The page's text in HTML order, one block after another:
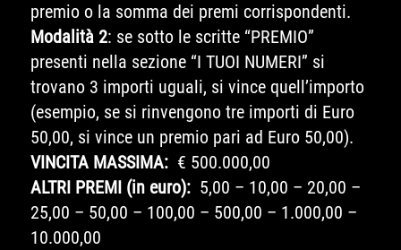
premio o la somma dei premi corrispondenti.
Modalità 2: se sotto le scritte “PREMIO”
presenti nella sezione “I TUOI NUMERI” si
trovano 3 importi uguali, si vince quell’importo
(esempio, se si rinvengono tre importi di Euro
50,00, si vince un premio pari ad Euro 50,00).
VINCITA MASSIMA: € 500.000,00
ALTRI PREMI (in euro): 5,00 – 10,00 – 20,00 –
25,00 – 50,00 – 100,00 – 500,00 – 1.000,00 –
10.000,00